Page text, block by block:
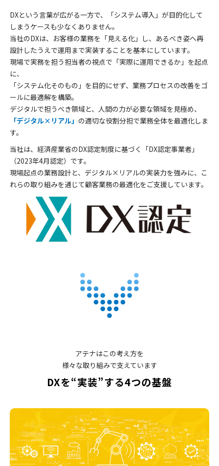
DXという言葉が広がる一方で、「システム導入」が目的化して
しまうケースも少なくありません。
当社のDXは、お客様の業務を「見える化」し、あるべき姿へ再
設計したうえで運用まで実装することを基本にしています。
現場で実務を担う担当者の視点で「実際に運用できるか」を起点
に、
「システム化そのもの」を目的にせず、業務プロセスの改善をゴ
ールに最適解を構築。
デジタルで担うべき領域と、人間の力が必要な領域を見極め、
「デジタル×リアル」 の適切な役割分担で業務全体を最適化しま
す。
当社は、経済産業省のDX認定制度に基づく「DX認定事業者」
（2023年4月認定）です。
現場起点の業務設計と、デジタル×リアルの実装力を強みに、こ
れらの取り組みを通じて顧客業務の最適化をご支援しています。
アテナはこの考え方を
様々な取り組みで支えています
DXを“実装”する4つの基盤